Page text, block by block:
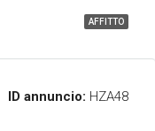
AFFITTO
ID annuncio: HZA48